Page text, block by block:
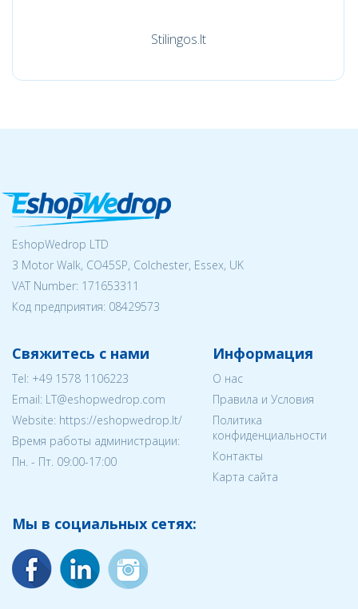
Stilingos.lt
EshopWedrop LTD
3 Motor Walk, CO45SP, Colchester, Essex, UK
VAT Number: 171653311
Код предприятия: 08429573
Свяжитесь с нами
Tel: +49 1578 1106223
Email: LT@eshopwedrop.com
Website: https://eshopwedrop.lt/
Время работы администрации:
Пн. - Пт. 09:00-17:00
Информация
О нас
Правила и Условия
Политика
конфиденциальности
Контакты
Карта сайта
Мы в социальных сетях: